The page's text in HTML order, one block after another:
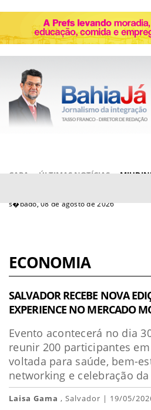
CAPA ÚLTIMAS NOTÍCIAS
s�bado, 08 de agosto de 2026
ECONOMIA
SALVADOR RECEBE NOVA
EXPERIENCE NO MERCADO
Evento acontecerá no dia
reunir 200 participantes
voltada para saúde, bem-
networking e celebração
Laisa Gama , Salvador | 19/05/